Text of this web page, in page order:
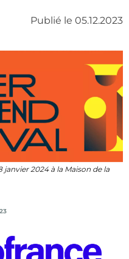
Publié le 05.12.2023
janvier 2024 à la Maison de la